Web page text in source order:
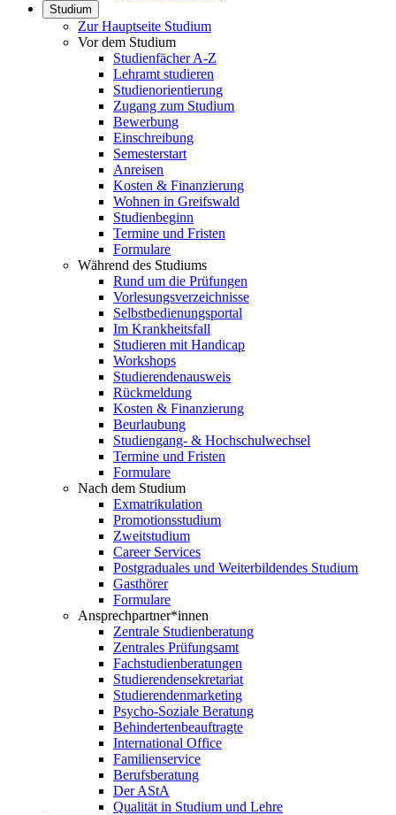
Studium
Zur Hauptseite Studium
Vor dem Studium
Studienfächer A-Z
Lehramt studieren
Studienorientierung
Zugang zum Studium
Bewerbung
Einschreibung
Semesterstart
Anreisen
Kosten & Finanzierung
Wohnen in Greifswald
Studienbeginn
Termine und Fristen
Formulare
Während des Studiums
Rund um die Prüfungen
Vorlesungsverzeichnisse
Selbstbedienungsportal
Im Krankheitsfall
Studieren mit Handicap
Workshops
Studierendenausweis
Rückmeldung
Kosten & Finanzierung
Beurlaubung
Studiengang- & Hochschulwechsel
Termine und Fristen
Formulare
Nach dem Studium
Exmatrikulation
Promotionsstudium
Zweitstudium
Career Services
Postgraduales und Weiterbildendes Studium
Gasthörer
Formulare
Ansprechpartner*innen
Zentrale Studienberatung
Zentrales Prüfungsamt
Fachstudienberatungen
Studierendensekretariat
Studierendenmarketing
Psycho-Soziale Beratung
Behindertenbeauftragte
International Office
Familienservice
Berufsberatung
Der AStA
Qualität in Studium und Lehre